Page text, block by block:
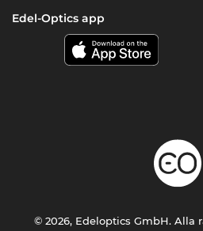
Edel-Optics app
© 2026, Edeloptics GmbH. Alla